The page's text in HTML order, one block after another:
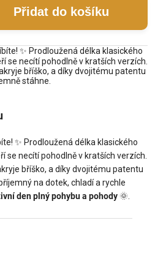
Přidat do košíku
✨ Prodloužená délka klasického
se necítí pohodlně v kratších verzích.
bříško, a díky dvojitému patentu
stáhne.
✨ Prodloužená délka klasického
se necítí pohodlně v kratších verzích.
bříško, a díky dvojitému patentu
na dotek, chladí a rychle
den plný pohybu a pohody🌞.